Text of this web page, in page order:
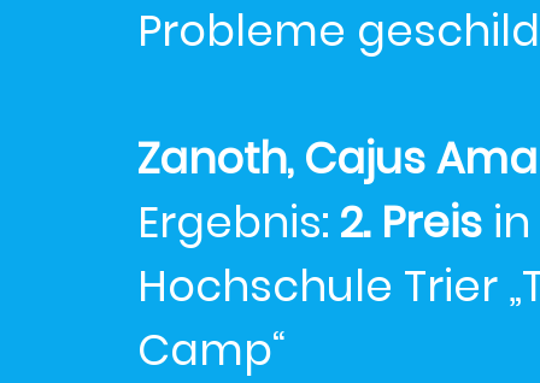
Probleme
Zanoth, Cajus
Ergebnis: 2. Preis
Hochschule Trier
Camp“